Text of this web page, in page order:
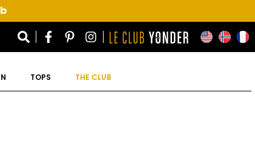
TOPS THE CLUB